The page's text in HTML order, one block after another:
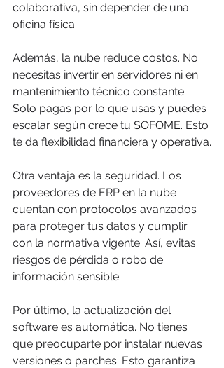
colaborativa, sin depender de una
oficina física.
Además, la nube reduce costos. No
necesitas invertir en servidores ni en
mantenimiento técnico constante.
Solo pagas por lo que usas y puedes
escalar según crece tu SOFOME. Esto
te da flexibilidad financiera y operativa.
Otra ventaja es la seguridad. Los
proveedores de ERP en la nube
cuentan con protocolos avanzados
para proteger tus datos y cumplir
con la normativa vigente. Así, evitas
riesgos de pérdida o robo de
información sensible.
Por último, la actualización del
software es automática. No tienes
que preocuparte por instalar nuevas
versiones o parches. Esto garantiza